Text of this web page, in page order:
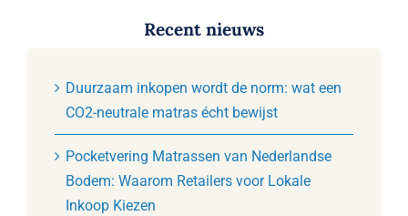
Recent nieuws
Duurzaam inkopen wordt de norm: wat een
CO2-neutrale matras écht bewijst
Pocketvering Matrassen van Nederlandse
Bodem: Waarom Retailers voor Lokale
Inkoop Kiezen